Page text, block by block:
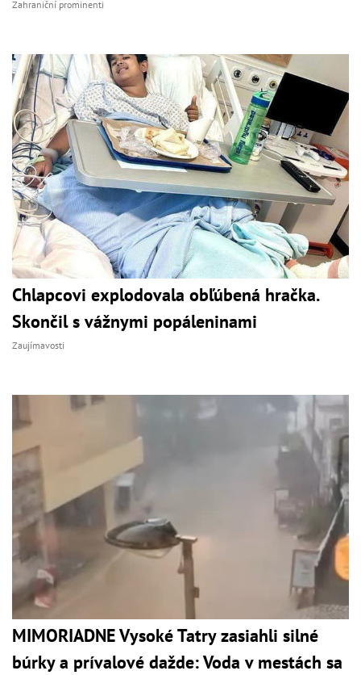
Zahraniční prominenti
Chlapcovi explodovala obľúbená hračka.
Skončil s vážnymi popáleninami
Zaujímavosti
MIMORIADNE Vysoké Tatry zasiahli silné
búrky a prívalové dažde: Voda v mestách sa